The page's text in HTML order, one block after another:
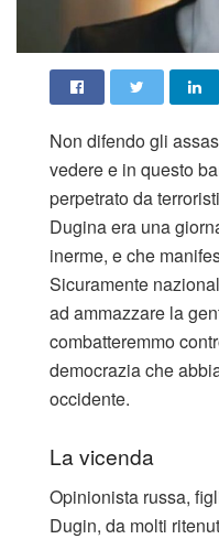
Non difendo gli
vedere e in questo
perpetrato da
Dugina era una
inerme, e che
Sicuramente
ad ammazzare la
combatteremmo
democrazia che
occidente.
La vicenda
Opinionista russa,
Dugin, da molti